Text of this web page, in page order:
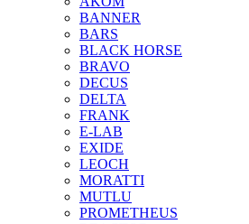
BANNER
BARS
BLACK HORSE
BRAVO
DECUS
DELTA
FRANK
E-LAB
EXIDE
LEOCH
MORATTI
MUTLU
PROMETHEUS